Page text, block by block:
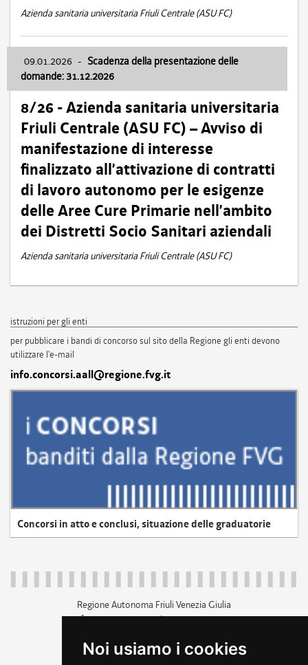
Noi usiamo i cookies
Azienda sanitaria universitaria Friuli Centrale (ASU FC)
09.01.2026 - Scadenza della presentazione delle
domande: 31.12.2026
8/26 - Azienda sanitaria universitaria
Friuli Centrale (ASU FC) – Avviso di
manifestazione di interesse
finalizzato all’attivazione di contratti
di lavoro autonomo per le esigenze
delle Aree Cure Primarie nell’ambito
dei Distretti Socio Sanitari aziendali
Azienda sanitaria universitaria Friuli Centrale (ASU FC)
istruzioni per gli enti
per pubblicare i bandi di concorso sul sito della Regione gli enti devono
utilizzare l'e-mail
info.concorsi.aall@regione.fvg.it
Concorsi in atto e conclusi, situazione delle graduatorie
Regione Autonoma Friuli Venezia Giulia
c.f. 80014930327; p.iva 00526040324
+39 040 3771111